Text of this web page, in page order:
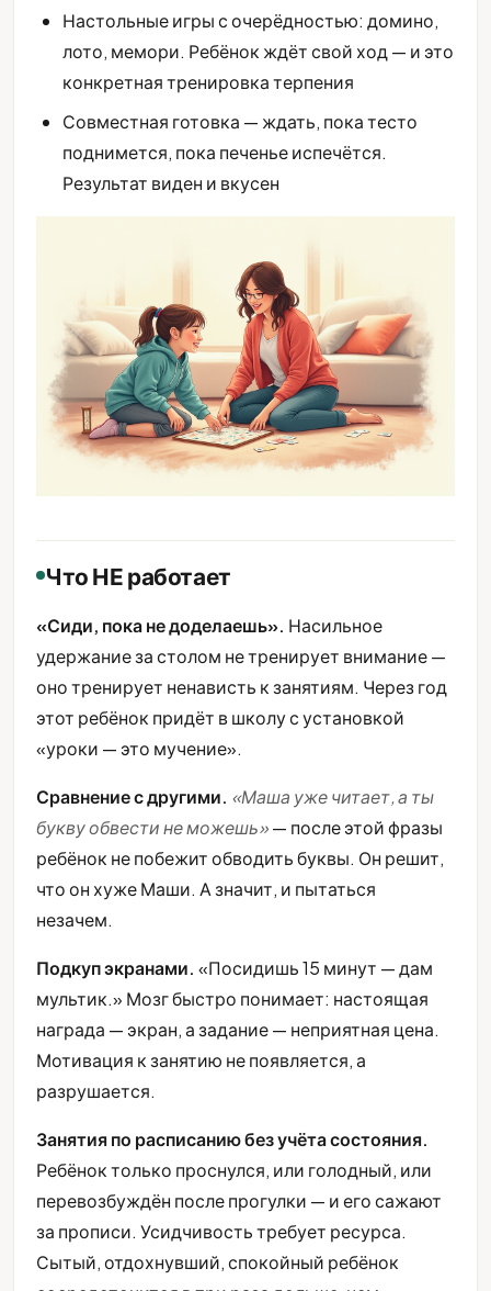
Настольные игры с очерёдностью: домино,
лото, мемори. Ребёнок ждёт свой ход — и это
конкретная тренировка терпения
Совместная готовка — ждать, пока тесто
поднимется, пока печенье испечётся.
Результат виден и вкусен
Что НЕ работает
«Сиди, пока не доделаешь». Насильное
удержание за столом не тренирует внимание —
оно тренирует ненависть к занятиям. Через год
этот ребёнок придёт в школу с установкой
«уроки — это мучение».
Сравнение с другими. «Маша уже читает, а ты
букву обвести не можешь»— после этой фразы
ребёнок не побежит обводить буквы. Он решит,
что он хуже Маши. А значит, и пытаться
незачем.
Подкуп экранами. «Посидишь 15 минут — дам
мультик.» Мозг быстро понимает: настоящая
награда — экран, а задание — неприятная цена.
Мотивация к занятию не появляется, а
разрушается.
Занятия по расписанию без учёта состояния.
Ребёнок только проснулся, или голодный, или
перевозбуждён после прогулки — и его сажают
за прописи. Усидчивость требует ресурса.
Сытый, отдохнувший, спокойный ребёнок